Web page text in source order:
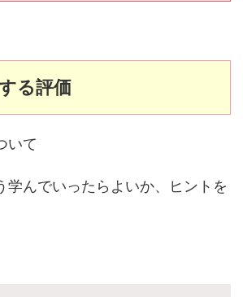
る評価
いて
学んでいったらよいか、ヒントを